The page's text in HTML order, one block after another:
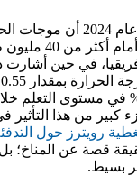
أفادت وكالة رويترز في عام
إغلاق الفصول
في حين أشارت
بانخفاض بنسبة 1% في مستوى
كبير من هذا التأثير
رويترز حول
قصة عن المناخ؛
بسيط.